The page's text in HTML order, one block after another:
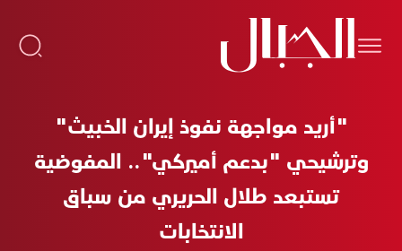
"أريد مواجهة نفوذ إيران الخبيث"
وترشيحي "بدعم أميركي".. المفوضية
تستبعد طلال الحريري من سباق
الانتخابات